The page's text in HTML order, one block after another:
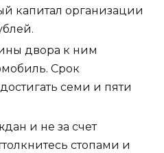
капитал организации
двора к ним
Срок
семи и пяти
и не за счет
стопами и